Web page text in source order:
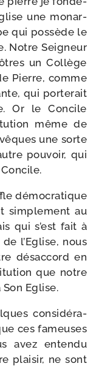
une monar­
qui pos­sède le
Notre Seigneur
un Collège
Pierre, comme
qui por­te­rait
Or le Concile
même de
une sorte
pou­voir, qui
démo­cra­tique
sim­ple­ment au
qui s’est fait à
l’Eglise, nous
désac­cord en
que notre
Eglise.
consi­dé­ra­
ces fameuses
avez enten­du
plai­sir, ne sont